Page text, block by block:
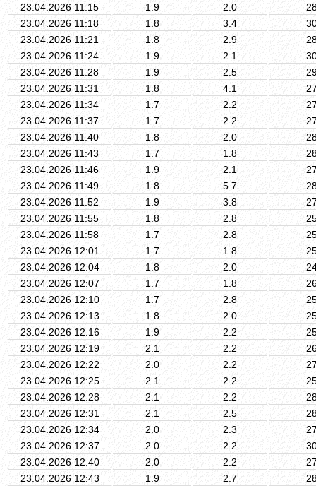
23.04.2026 11:15
1.9 2.0
23.04.2026 11:18
1.8 3.4
23.04.2026 11:21
1.8 2.9
23.04.2026 11:24
1.9 2.1
23.04.2026 11:28
1.9 2.5
23.04.2026 11:31
1.8 4.1
23.04.2026 11:34
1.7 2.2
23.04.2026 11:37
1.7 2.2
23.04.2026 11:40
1.8 2.0
23.04.2026 11:43
1.7 1.8
23.04.2026 11:46
1.9 2.1
23.04.2026 11:49
1.8 5.7
23.04.2026 11:52
1.9 3.8
23.04.2026 11:55
1.8 2.8
23.04.2026 11:58
1.7 2.8
23.04.2026 12:01
1.7 1.8
23.04.2026 12:04
1.8 2.0
23.04.2026 12:07
1.7 1.8
23.04.2026 12:10
1.7 2.8
23.04.2026 12:13
1.8 2.0
23.04.2026 12:16
1.9 2.2
23.04.2026 12:19
2.1 2.2
23.04.2026 12:22
2.0 2.2
23.04.2026 12:25
2.1 2.2
23.04.2026 12:28
2.1 2.2
23.04.2026 12:31
2.1 2.5
23.04.2026 12:34
2.0 2.3
23.04.2026 12:37
2.0 2.2
23.04.2026 12:40
2.0 2.2
23.04.2026 12:43
1.9 2.7